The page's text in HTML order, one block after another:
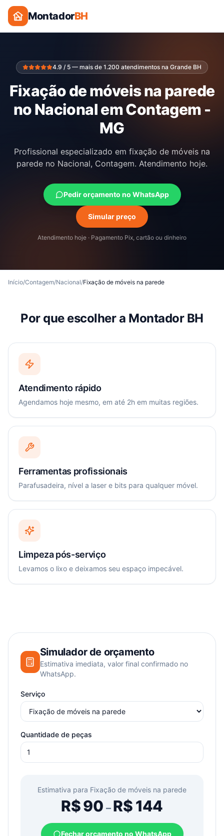
MontadorBH
4.9 / 5 — mais de 1.200 atendimentos na Grande BH
Fixação de móveis na parede
no Nacional em Contagem -
MG
Profissional especializado em fixação de móveis na
parede no Nacional, Contagem. Atendimento hoje.
Pedir orçamento no WhatsApp
Simular preço
Atendimento hoje · Pagamento Pix, cartão ou dinheiro
Início/Contagem/Nacional/Fixação de móveis na parede
Por que escolher a Montador BH
Atendimento rápido
Agendamos hoje mesmo, em até 2h em muitas regiões.
Ferramentas profissionais
Parafusadeira, nível a laser e bits para qualquer móvel.
Limpeza pós-serviço
Levamos o lixo e deixamos seu espaço impecável.
Simulador de orçamento
Estimativa imediata, valor final confirmado no
WhatsApp.
Serviço
Quantidade de peças
Estimativa para Fixação de móveis na parede
R$90 –R$144
Fechar orçamento no WhatsApp